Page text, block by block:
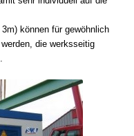
können für gewöhnlich
die werksseitig